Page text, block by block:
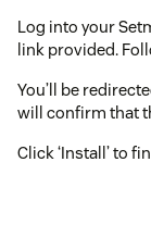
Log into your
link provided.
You’ll be
will confirm that
Click ‘Install’ to